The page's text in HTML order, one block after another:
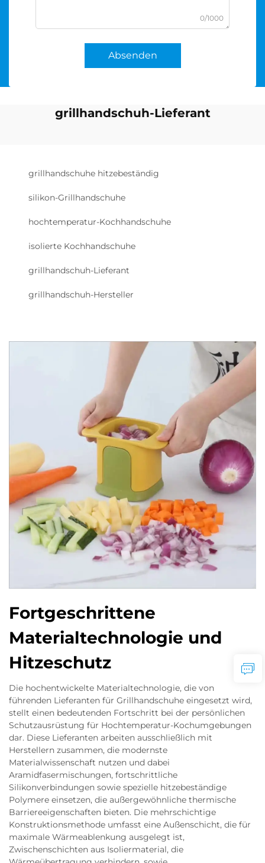
0/1000
Absenden
grillhandschuh-Lieferant
grillhandschuhe hitzebeständig
silikon-Grillhandschuhe
hochtemperatur-Kochhandschuhe
isolierte Kochhandschuhe
grillhandschuh-Lieferant
grillhandschuh-Hersteller
Fortgeschrittene
Materialtechnologie und
Hitzeschutz
Die hochentwickelte Materialtechnologie, die von
führenden Lieferanten für Grillhandschuhe eingesetzt wird,
stellt einen bedeutenden Fortschritt bei der persönlichen
Schutzausrüstung für Hochtemperatur-Kochumgebungen
dar. Diese Lieferanten arbeiten ausschließlich mit
Herstellern zusammen, die modernste
Materialwissenschaft nutzen und dabei
Aramidfasermischungen, fortschrittliche
Silikonverbindungen sowie spezielle hitzebeständige
Polymere einsetzen, die außergewöhnliche thermische
Barriereeigenschaften bieten. Die mehrschichtige
Konstruktionsmethode umfasst eine Außenschicht, die für
maximale Wärmeablenkung ausgelegt ist,
Zwischenschichten aus Isoliermaterial, die